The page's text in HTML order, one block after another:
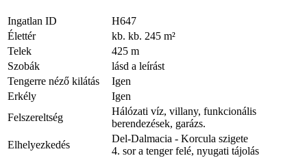
Ingatlan ID
H647
Élettér
kb. kb. 245 m²
Telek
425 m
Szobák
lásd a leírást
Tengerre néző kilátás
Igen
Erkély
Igen
Felszereltség
Hálózati víz, villany, funkcionális
berendezések, garázs.
Elhelyezkedés
Del-Dalmacia - Korcula szigete
4. sor a tenger felé, nyugati tájolás